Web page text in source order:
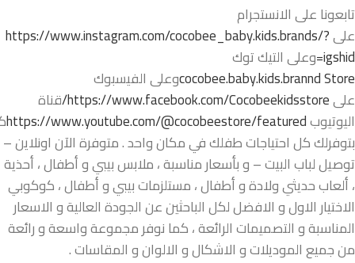
تابعونا على الانستجرام
علىhttps://www.instagram.com/cocobee_baby.kids.brands/?
igshid= وعلى التيك توك
cocobee.baby.kids.brannd Storeوعلى الفيسبوك
علىhttps://www.facebook.com/Cocobeekidsstore/ قناة
اليوتيوبhttps://www.youtube.com/@cocobeestore/featured
بتوفرلك كل احتياجات طفلك في مكان واحد . متوفرة الآن اونلاين –
توصيل لباب البيت – و بأسعار مناسبة ، ملابس بيبي و أطفال ، أحذية
، ألعاب حديثي ولادة و أطفال ، مستلزمات بيبي و أطفال ، كوكوبي
الاختيار الاول و الافضل لكل الباحثين عن الجودة العالية و الاسعار
المناسبة و التصميمات الرائعة ، كما نوفر مجموعة واسعة و رائعة
من جميع الموديلات و الاشكال و الالوان و المقاسات .